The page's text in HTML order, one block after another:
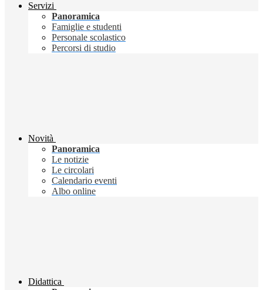
Servizi
Panoramica
Famiglie e studenti
Personale scolastico
Percorsi di studio
Novità
Panoramica
Le notizie
Le circolari
Calendario eventi
Albo online
Didattica